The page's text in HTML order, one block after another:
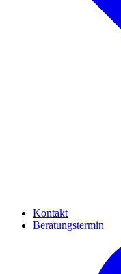
Kontakt
Beratungstermin